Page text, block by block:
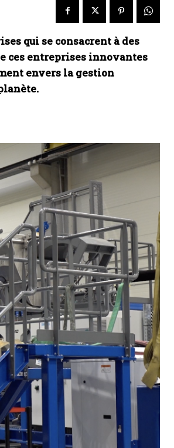
qui se consacrent à des
ces entreprises innovantes
envers la gestion